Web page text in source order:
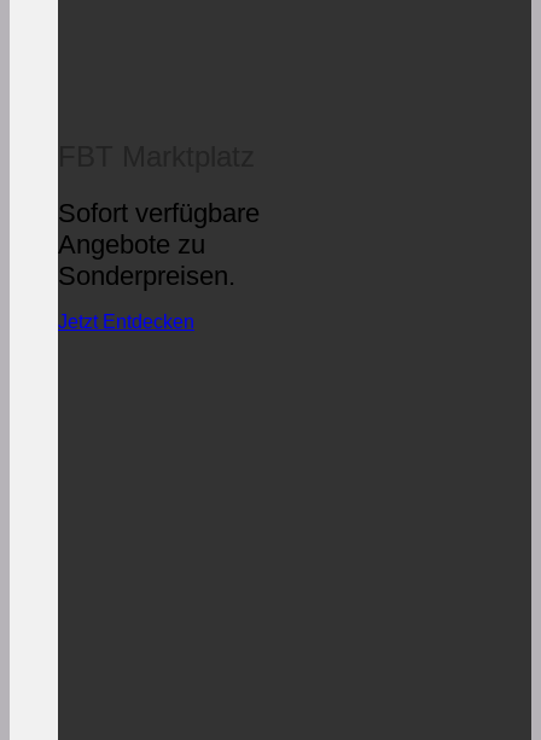
Sofort verfügbare
Angebote zu
Sonderpreisen.
Jetzt Entdecken